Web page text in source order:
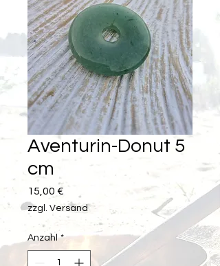
Aventurin-Donut 5
cm
15,00 €
zzgl. Versand
Anzahl *